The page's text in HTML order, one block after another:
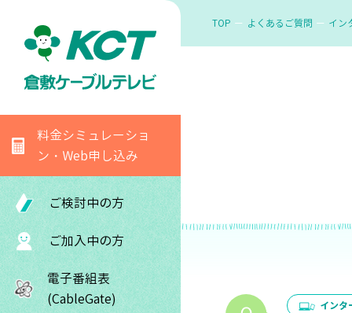
料金シミュレーショ
ン・Web申し込み
ご検討中の方
ご加入中の方
電子番組表
(CableGate)
TOP よくあるご質問 イン
インタ